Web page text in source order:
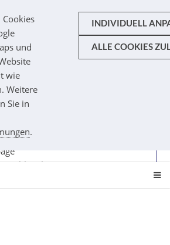
und
wie
Weitere
Sie in
.
INDIVIDUELL
ALLE COOKIES
um 18:33 Uhr:
zahlreiche Einträge unserer Gäste